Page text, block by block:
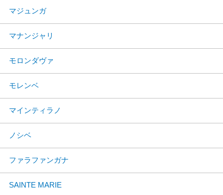
マジュンガ
マナンジャリ
モロンダヴァ
モレンベ
マインティラノ
ノシベ
ファラファンガナ
SAINTE MARIE